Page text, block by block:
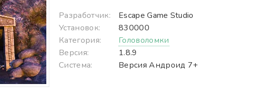
Разработчик:
Escape Game Studio
Установок:
830000
Категория:
Головоломки
Версия:
1.8.9
Система:
Версия Андроид 7+